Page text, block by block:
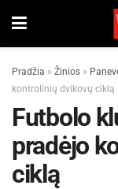
Pradžia » Žinios »
kontrolinių dvikovų ciklą
Futbolo
pradėjo
ciklą